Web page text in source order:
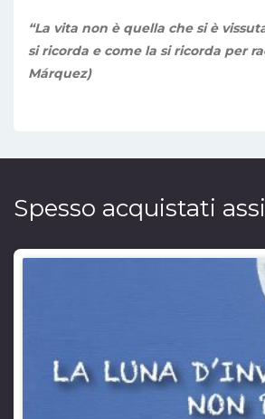
“La vita non è quella che si è
si ricorda e come la si ricorda per
Márquez)
Spesso acquistati